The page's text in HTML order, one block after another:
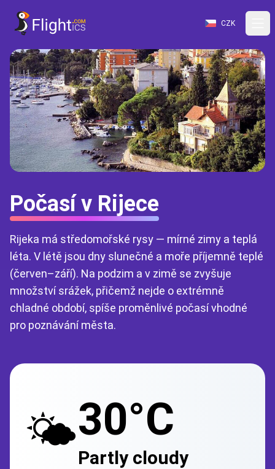
CZK
Počasí v Rijece
Rijeka má středomořské rysy — mírné zimy a teplá
léta. V létě jsou dny slunečné a moře příjemně teplé
(červen–září). Na podzim a v zimě se zvyšuje
množství srážek, přičemž nejde o extrémně
chladné období, spíše proměnlivé počasí vhodné
pro poznávání města.
🌤️30°C
Partly cloudy